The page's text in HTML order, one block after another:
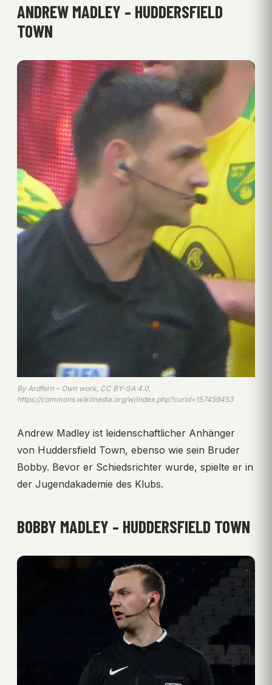
ANDREW MADLEY – HUDDERSFIELD
TOWN
By Ardfern – Own work, CC BY-SA 4.0,
https://commons.wikimedia.org/w/index.php?curid=157459453
Andrew Madley ist leidenschaftlicher Anhänger
von Huddersfield Town, ebenso wie sein Bruder
Bobby. Bevor er Schiedsrichter wurde, spielte er in
der Jugendakademie des Klubs.
BOBBY MADLEY – HUDDERSFIELD TOWN